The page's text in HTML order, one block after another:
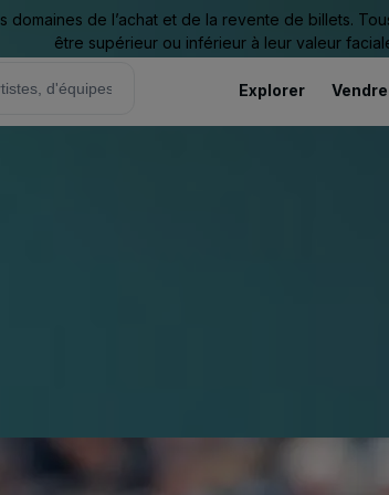
de l’achat et de la revente de billets.
être supérieur ou inférieur à leur valeur
Explorer Vendre